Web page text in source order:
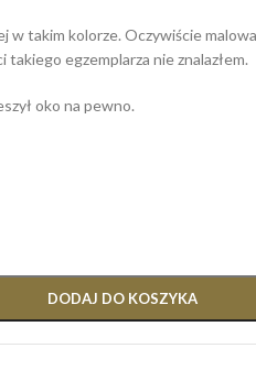
w takim kolorze. Oczywiście
egzemplarza nie znalazłem.
oko na pewno.
DODAJ DO KOSZYKA